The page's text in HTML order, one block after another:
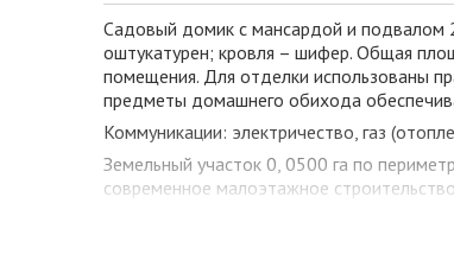
Садовый домик с мансардой и подвалом
оштукатурен; кровля – шифер. Общая
помещения. Для отделки использованы
предметы домашнего обихода
Коммуникации: электричество, газ
Земельный участок 0, 0500 га по
современное малоэтажное
маршрутного такси № 23. В пешей